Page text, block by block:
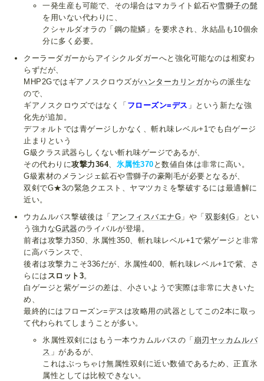
一発生産も可能で、その場合はマカライト鉱石や雪獅子の髭
を用いない代わりに、
クシャルダオラの「鋼の龍鱗」を要求され、氷結晶も10個余
分に多く必要。
クーラーダガーからアイシクルダガーへと強化可能なのは相変わ
らずだが、
MHP2Gではギアノスクロウズがハンターカリンガからの派生な
ので、
ギアノスクロウズではなく「 フローズン=デス 」という新たな強
化先が追加。
デフォルトでは青ゲージしかなく、斬れ味レベル+1でも白ゲージ
止まりという
G級クラス武器らしくない斬れ味ゲージであるが、
その代わりに攻撃力364、 氷属性370 と数値自体は非常に高い。
G級素材のメランジェ鉱石や雪獅子の豪剛毛が必要となるが、
双剣でG★3の緊急クエスト、ヤマツカミを撃破するには最適解に
近い。
ウカムルバス撃破後は「 アンフィスバエナG 」や「 双影剣G 」とい
う強力なG武器のライバルが登場。
前者は攻撃力350、氷属性350、斬れ味レベル+1で紫ゲージと非常
に高バランスで、
後者は攻撃力こそ336だが、氷属性400、斬れ味レベル+1で紫、さ
らには スロット3。
白ゲージと紫ゲージの差は、小さいようで実際は非常に大きいた
め、
最終的にはフローズン=デスは攻略用の武器としてこの2本に取っ
て代わられてしまうことが多い。
氷属性双剣にはもう一本ウカムルバスの「 崩刃ヤッカムルバ
ス 」があるが、
これはぶっちゃけ無属性双剣に近い数値であるため、正直氷
属性としては比較できない。